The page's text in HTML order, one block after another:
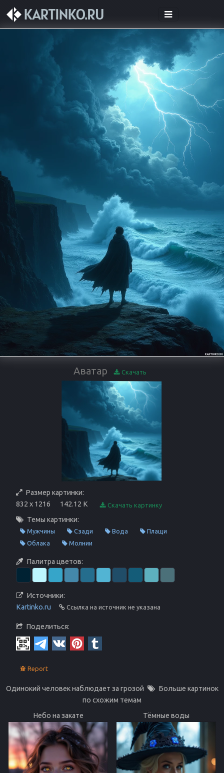
Аватар Скачать
Размер картинки:
832 x 1216
142.12 K Скачать картинку
Темы картинки:
Мужчины Сзади Вода
Плащи
Облака
Молнии
Палитра цветов:
Источники:
Kartinko.ru
Ссылка на источник не указана
Поделиться:
Report
Одинокий человек наблюдает за грозой
Больше картинок
по схожим темам
Небо на закате
Тёмные воды